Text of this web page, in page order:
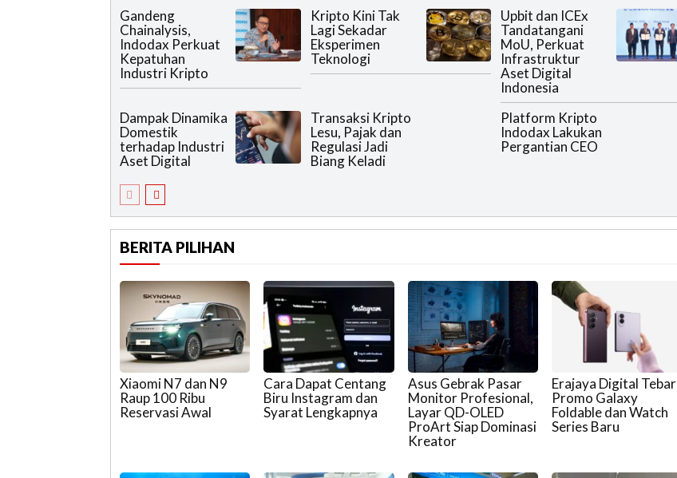
Gandeng
Chainalysis,
Indodax Perkuat
Kepatuhan
Industri Kripto
Kripto Kini Tak
Lagi Sekadar
Eksperimen
Teknologi
Upbit dan ICEx
Tandatangani
MoU, Perkuat
Infrastruktur
Aset Digital
Indonesia
Dampak Dinamika
Domestik
terhadap Industri
Aset Digital
Transaksi Kripto
Lesu, Pajak dan
Regulasi Jadi
Biang Keladi
Platform Kripto
Indodax Lakukan
Pergantian CEO
BERITA PILIHAN
Xiaomi N7 dan N9
Raup 100 Ribu
Reservasi Awal
Cara Dapat Centang
Biru Instagram dan
Syarat Lengkapnya
Asus Gebrak Pasar
Monitor Profesional,
Layar QD-OLED
ProArt Siap Dominasi
Kreator
Erajaya Digital Tebar
Promo Galaxy
Foldable dan Watch
Series Baru